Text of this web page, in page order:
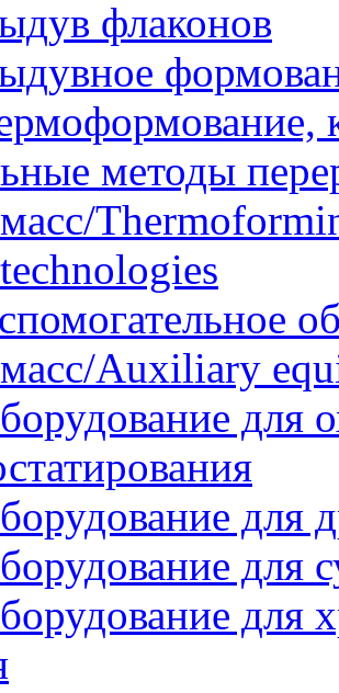
флаконов
методы
Auxiliary
для
для
для
для